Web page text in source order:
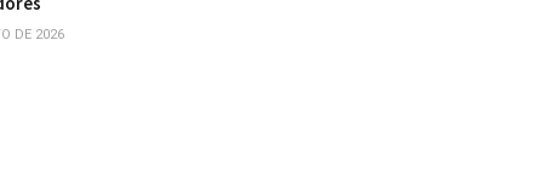
DE 2026